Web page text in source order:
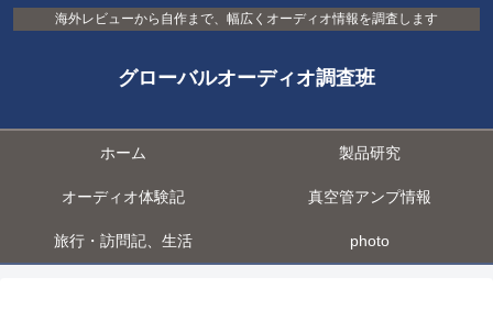
海外レビューから自作まで、幅広くオーディオ情報を調査します
グローバルオーディオ調査班
ホーム 製品研究
オーディオ体験記 真空管アンプ情報
旅行・訪問記、生活 photo